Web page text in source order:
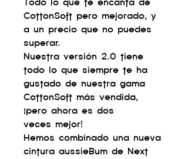
Todo lo que te encanta de
CottonSoft pero mejorado, y
a un precio que no puedes
superar.
Nuestra versión 2.0 tiene
todo lo que siempre te ha
gustado de nuestra gama
CottonSoft más vendida,
¡pero ahora es dos
veces mejor!
Hemos combinado una nueva
cintura aussieBum de Next